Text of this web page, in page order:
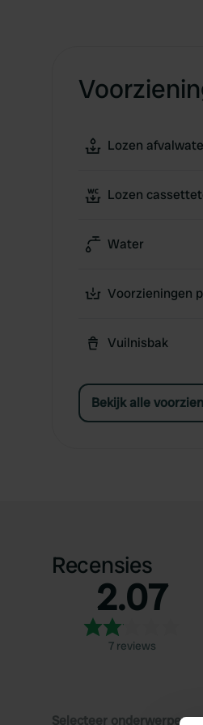
Lozen
Lozen
Water
Voorzieningen
Vuilnisbak
Bekijk alle
Recensies
2.07
7 reviews
Selecteer onderwerpen